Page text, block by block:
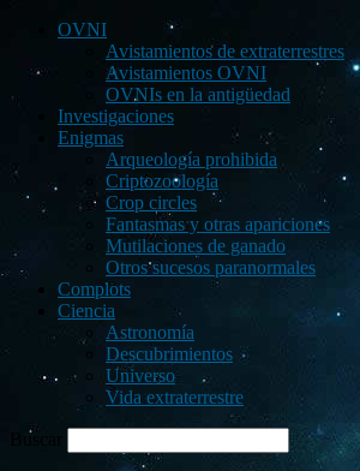
OVNI
Avistamientos de extraterrestres
Avistamientos OVNI
OVNIs en la antigüedad
Investigaciones
Enigmas
Arqueología prohibida
Criptozoología
Crop circles
Fantasmas y otras apariciones
Mutilaciones de ganado
Otros sucesos paranormales
Complots
Ciencia
Astronomía
Descubrimientos
Universo
Vida extraterrestre
Buscar